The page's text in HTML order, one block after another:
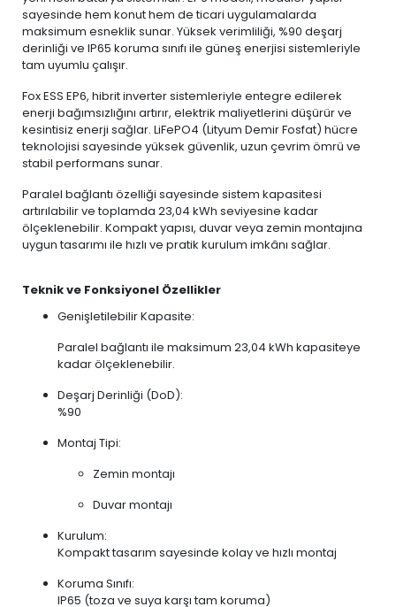
sayesinde hem konut hem de ticari uygulamalarda
maksimum esneklik sunar. Yüksek verimliliği, %90 deşarj
derinliği ve IP65 koruma sınıfı ile güneş enerjisi sistemleriyle
tam uyumlu çalışır.
Fox ESS EP6, hibrit inverter sistemleriyle entegre edilerek
enerji bağımsızlığını artırır, elektrik maliyetlerini düşürür ve
kesintisiz enerji sağlar. LiFePO4 (Lityum Demir Fosfat) hücre
teknolojisi sayesinde yüksek güvenlik, uzun çevrim ömrü ve
stabil performans sunar.
Paralel bağlantı özelliği sayesinde sistem kapasitesi
artırılabilir ve toplamda 23,04 kWh seviyesine kadar
ölçeklenebilir. Kompakt yapısı, duvar veya zemin montajına
uygun tasarımı ile hızlı ve pratik kurulum imkânı sağlar.
Teknik ve Fonksiyonel Özellikler
Genişletilebilir Kapasite:
Paralel bağlantı ile maksimum 23,04 kWh kapasiteye
kadar ölçeklenebilir.
Deşarj Derinliği (DoD):
%90
Montaj Tipi:
Zemin montajı
Duvar montajı
Kurulum:
Kompakt tasarım sayesinde kolay ve hızlı montaj
Koruma Sınıfı:
IP65 (toza ve suya karşı tam koruma)